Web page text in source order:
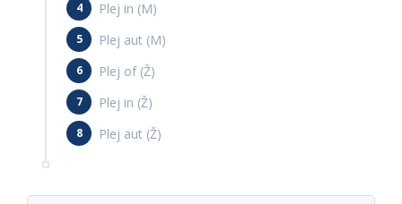
Plej in (M)
Plej aut (M)
Plej of (Ž)
Plej in (Ž)
Plej aut (Ž)